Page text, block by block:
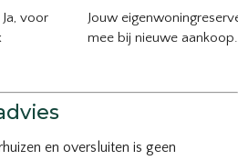
voor
Jouw
mee bij nieuwe aankoop.
en oversluiten is geen